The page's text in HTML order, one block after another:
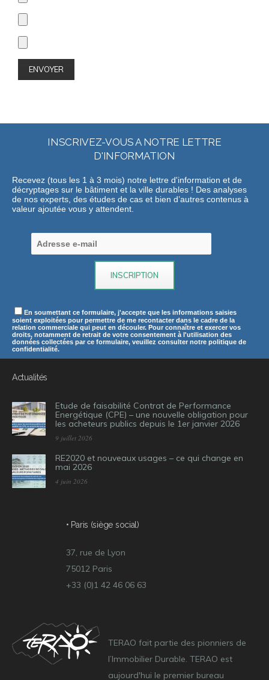
INSCRIVEZ-VOUS A NOTRE LETTRE
D'INFORMATION
Recevez (tous les 1 à 3 mois) notre lettre d'information et de
décryptages sur le bâtiment et la ville durables ! Des analyses
de nos experts, des études de cas et bien d’autres contenus à
valeur ajoutée vous y attendent.
En soumettant ce formulaire, j'accepte que les informations saisies
soient exploitées pour permettre de me recontacter dans le cadre de la
relation commerciale qui peut en découler. Pour connaître et exercer vos
droits, notamment de retrait de votre consentement à l'utilisation des
données collectées par ce formulaire, veuillez consulter notre politique de
confidentialité.
Actualités
Etude de faisabilité Contrat de Performance
Energétique (CPE) – une nouvelle obligation pour
les acheteurs publics depuis le 1er janvier 2026
9 juillet 2026
RE2020 et nouveaux usages – ce qui change en
mai 2026
4 juin 2026
• Paris (siège social)
37, rue de Lyon
75012 Paris
+33 (0)1 42 46 06 63
TERAO fait partie des pionniers de
l’Immobilier Durable. TERAO est
aujourd'hui le premier bureau